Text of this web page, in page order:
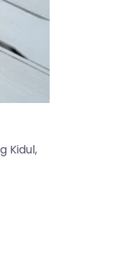
Kidul,